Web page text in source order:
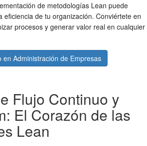
de metodologías Lean puede
eficiencia de tu organización. Conviértete en
procesos y generar valor real en cualquier
en Administración de Empresas
Flujo Continuo y
El Corazón de las
Lean